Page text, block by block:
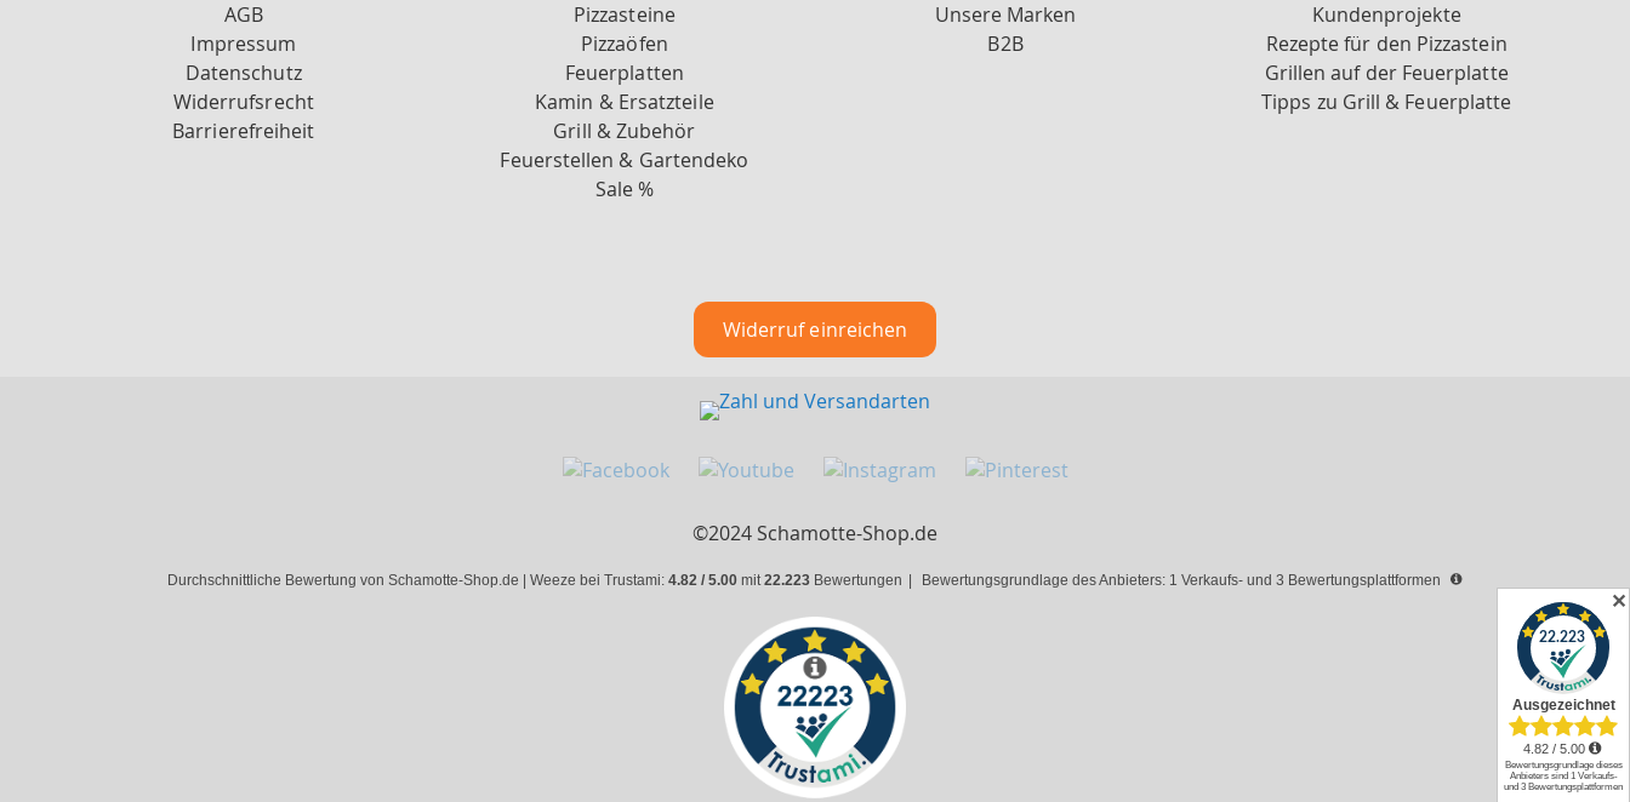
AGB
Impressum
Datenschutz
Widerrufsrecht
Barrierefreiheit
Pizzasteine
Pizzaöfen
Feuerplatten
Kamin & Ersatzteile
Grill & Zubehör
Feuerstellen & Gartendeko
Sale %
Unsere Marken
B2B
Kundenprojekte
Rezepte für den Pizzastein
Grillen auf der Feuerplatte
Tipps zu Grill & Feuerplatte
Widerruf einreichen
©2024 Schamotte-Shop.de
Durchschnittliche Bewertung von Schamotte-Shop.de | Weeze bei Trustami: 4.82 / 5.00mit22.223 Bewertungen Bewertungsgrundlage des Anbieters: 1 Verkaufs- und 3 Bewertungsplattformen
✕